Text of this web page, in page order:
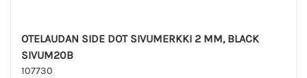
OTELAUDAN SIDE DOT SIVUMERKKI 2 MM, BLACK
SIVUM20B
107730